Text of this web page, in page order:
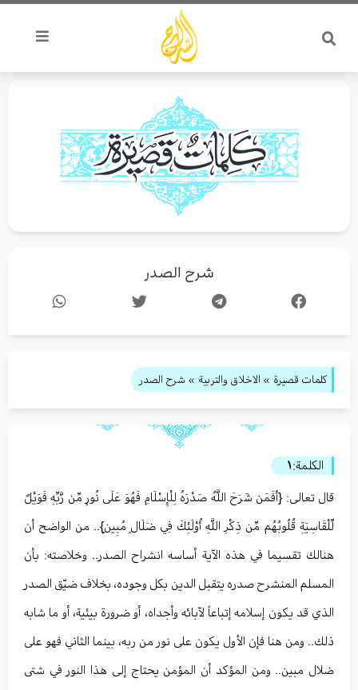
تخطي
المحتوى
شرح الصدر
كلمات قصيرة » الاخلاق والتربية » شرح الصدر
الكلمة:١
قال تعالى: {أَفَمَن شَرَحَ اللَّهُ صَدْرَهُ لِلْإِسْلَامِ فَهُوَ عَلَى نُورٍ مِّن رَّبِّهِ فَوَيْلٌ
لِّلْقَاسِيَةِ قُلُوبُهُم مِّن ذِكْرِ اللَّهِ أُوْلَئِكَ فِي ضَلَالٍ مُبِينٍ}.. من الواضح أن
هنالك تقسيما في هذه الآية أساسه انشراح الصدر.. وخلاصته: بأن
المسلم المنشرح صدره يتقبل الدين بكل وجوده، بخلاف ضيّق الصدر
الذي قد يكون إسلامه إتباعاً لآبائه وأجداه، أو ضرورة بيئية، أو ما شابه
ذلك.. ومن هنا فإن الأول يكون على نور من ربه، بينما الثاني فهو على
ضلال مبين.. ومن المؤكد أن المؤمن يحتاج إلى هذا النور في شتى